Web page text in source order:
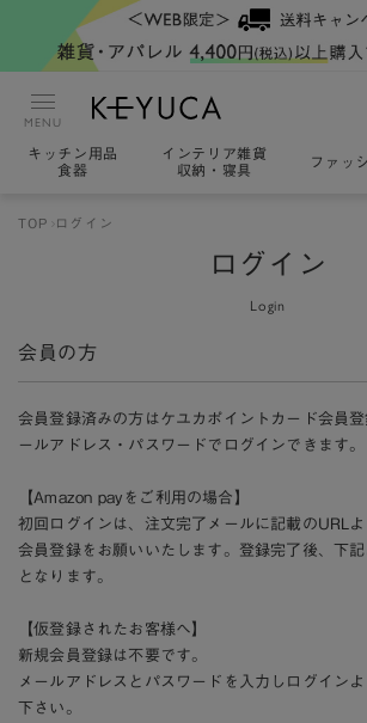
MENU
キッチン用品
食器
インテリア雑貨
収納・寝具
ファッ
TOP ログイン
ログイン
Login
会員の方
会員登録済みの方はケユカポイントカード会員
ールアドレス・パスワードでログインできます。
【Amazon payをご利用の場合】
初回ログインは、注文完了メールに記載のURLよ
会員登録をお願いいたします。登録完了後、下
となります。
【仮登録されたお客様へ】
新規会員登録は不要です。
メールアドレスとパスワードを入力しログイン
下さい。